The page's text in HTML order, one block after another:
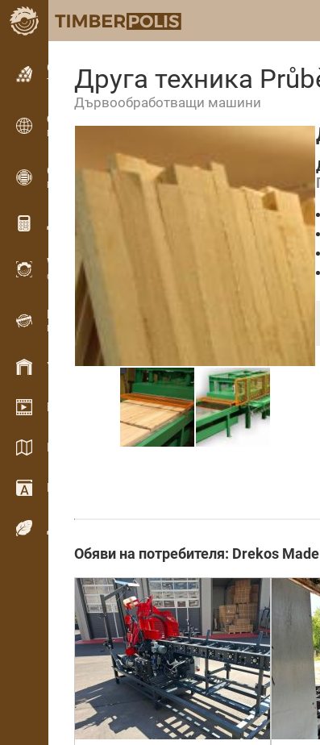
Обявления
Текстови обяви
Обявления
Международни обяви
OPTI-TIMB
Модели на рязане
Дървообработващи калкулатори
WoodProfi
Обем на дървесината с ИИ
Рекордер
Инвентаризация на дървесина на терен
Управление на склад
Видео галерия
Каталози / Брошури
Речник
Дървесни видове
Друга техника
Дървообработващи машини
Обяви на потребителя: Drekos